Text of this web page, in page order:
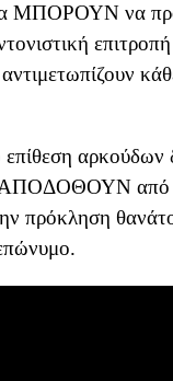
ΜΠΟΡΟΥΝ να
επίθεση
από
πρόκληση